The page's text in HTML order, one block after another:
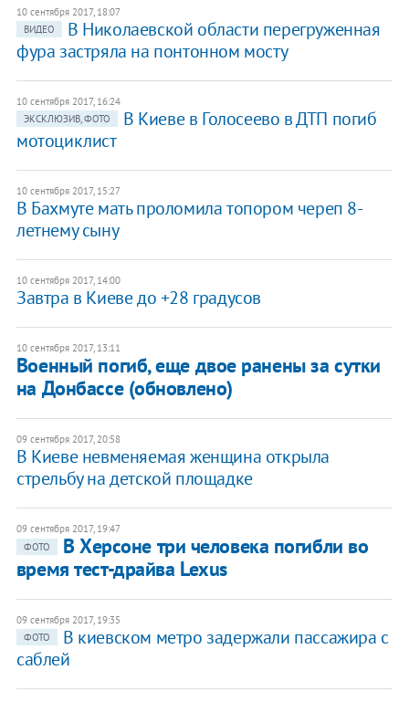
10 сентября 2017, 18:07
ВИДЕО
​В Николаевской области перегруженная
фура застряла на понтонном мосту
10 сентября 2017, 16:24
ЭКСКЛЮЗИВ, ФОТО
В Киеве в Голосеево в ДТП погиб
мотоциклист
10 сентября 2017, 15:27
В Бахмуте мать проломила топором череп 8-
летнему сыну
10 сентября 2017, 14:00
Завтра в Киеве до +28 градусов
10 сентября 2017, 13:11
Военный погиб, еще двое ранены за сутки
на Донбассе (обновлено)
09 сентября 2017, 20:58
В Киеве невменяемая женщина открыла
стрельбу на детской площадке
09 сентября 2017, 19:47
ФОТО
В Херсоне три человека погибли во
время тест-драйва Lexus
09 сентября 2017, 19:35
ФОТО
В киевском метро задержали пассажира с
саблей